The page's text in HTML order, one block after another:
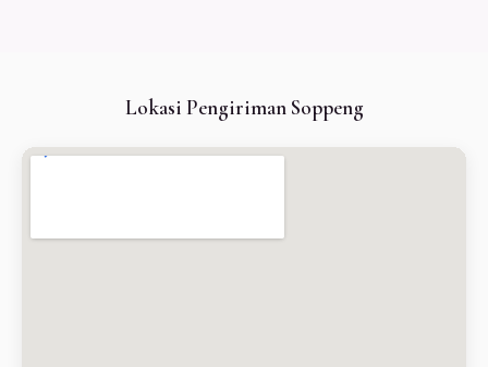
Lokasi Pengiriman Soppeng